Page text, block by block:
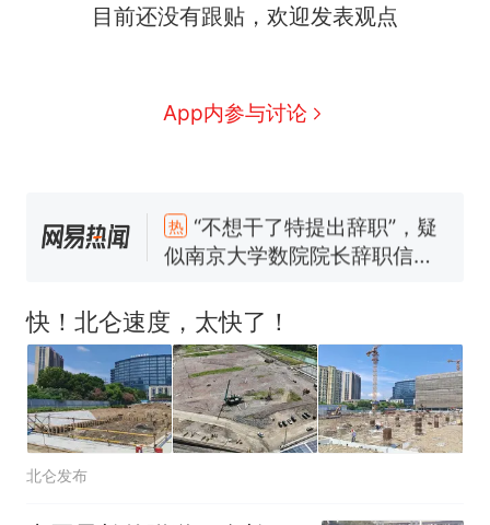
目前还没有跟贴，欢迎发表观点
App内参与讨论
热
“不想干了特提出辞职”，疑
似南京大学数院院长辞职信流
任院长一职，不清楚辞职信来
源；曾用手绘图做头像
号，仅凭视频评出？中国烹饪
协会回应
男子上山采菌偶然发现鸡枞菌
窝，原地守1天等它长大：挖了
140多朵
美国渔民钓获鲨鱼徒手将其拽
回大海 目击者直呼震惊 （视频
来源：参考消息）
笔试第一被第二名传话劝弃考
惊艳！字都飘起来了 博主在田
快！北仑速度，太快了！
北仑发布